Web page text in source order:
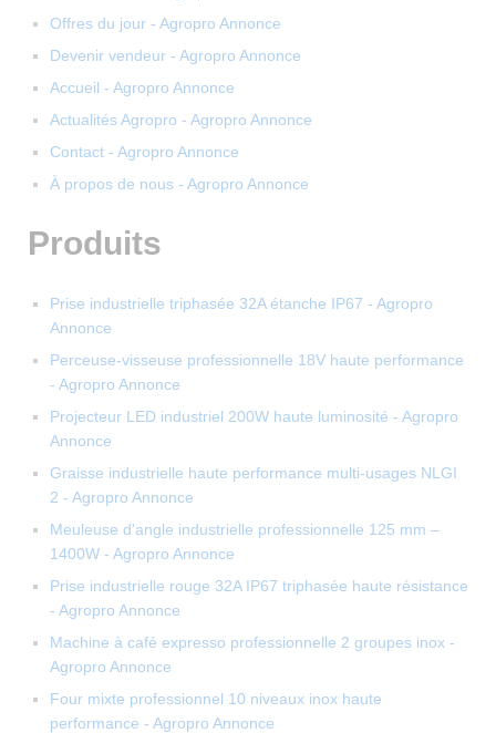
Offres du jour - Agropro Annonce
Devenir vendeur - Agropro Annonce
Accueil - Agropro Annonce
Actualités Agropro - Agropro Annonce
Contact - Agropro Annonce
À propos de nous - Agropro Annonce
Produits
Prise industrielle triphasée 32A étanche IP67 - Agropro
Annonce
Perceuse-visseuse professionnelle 18V haute performance
- Agropro Annonce
Projecteur LED industriel 200W haute luminosité - Agropro
Annonce
Graisse industrielle haute performance multi-usages NLGI
2 - Agropro Annonce
Meuleuse d'angle industrielle professionnelle 125 mm –
1400W - Agropro Annonce
Prise industrielle rouge 32A IP67 triphasée haute résistance
- Agropro Annonce
Machine à café expresso professionnelle 2 groupes inox -
Agropro Annonce
Four mixte professionnel 10 niveaux inox haute
performance - Agropro Annonce